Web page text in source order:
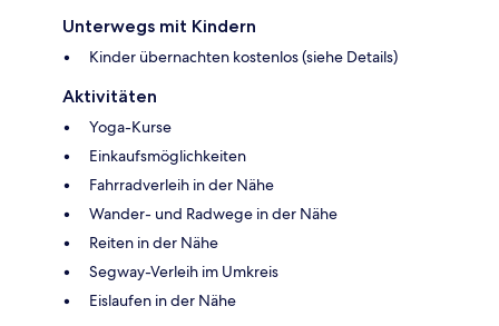
Unterwegs mit Kindern
Kinder übernachten kostenlos (siehe Details)
Aktivitäten
Yoga-Kurse
Einkaufsmöglichkeiten
Fahrradverleih in der Nähe
Wander- und Radwege in der Nähe
Reiten in der Nähe
Segway-Verleih im Umkreis
Eislaufen in der Nähe